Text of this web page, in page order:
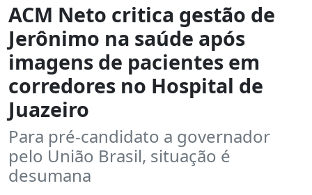
ACM Neto critica gestão de
Jerônimo na saúde após
imagens de pacientes em
corredores no Hospital de
Juazeiro
Para pré-candidato a governador
pelo União Brasil, situação é
desumana